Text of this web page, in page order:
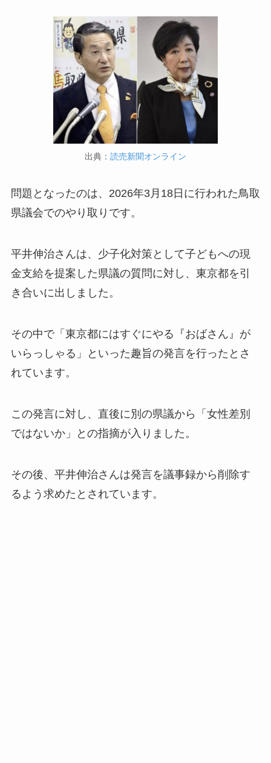
出典： 読売新聞オンライン
問題となったのは、2026年3月18日に行われた鳥取
県議会でのやり取りです。
平井伸治さんは、少子化対策として子どもへの現
金支給を提案した県議の質問に対し、東京都を引
き合いに出しました。
その中で「東京都にはすぐにやる『おばさん』が
いらっしゃる」といった趣旨の発言を行ったとさ
れています。
この発言に対し、直後に別の県議から「女性差別
ではないか」との指摘が入りました。
その後、平井伸治さんは発言を議事録から削除す
るよう求めたとされています。